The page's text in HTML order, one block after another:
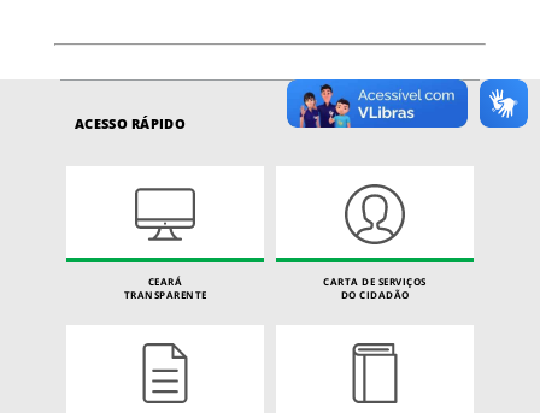
ACESSO RÁPIDO
CEARÁ
TRANSPARENTE
CARTA DE SERVIÇOS
DO CIDADÃO